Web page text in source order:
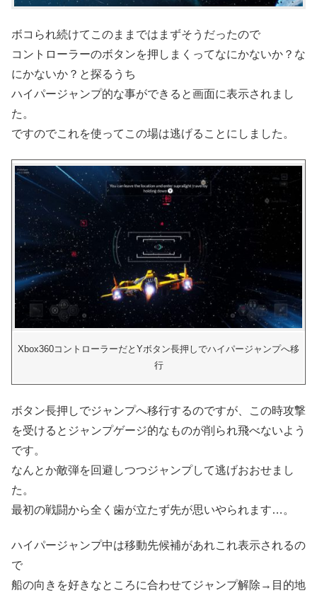
ボコられ続けてこのままではまずそうだったので
コントローラーのボタンを押しまくってなにかないか？な
にかないか？と探るうち
ハイパージャンプ的な事ができると画面に表示されまし
た。
ですのでこれを使ってこの場は逃げることにしました。
Xbox360コントローラーだとYボタン長押しでハイパージャンプへ移
行
ボタン長押しでジャンプへ移行するのですが、この時攻撃
を受けるとジャンプゲージ的なものが削られ飛べないよう
です。
なんとか敵弾を回避しつつジャンプして逃げおおせまし
た。
最初の戦闘から全く歯が立たず先が思いやられます…。
ハイパージャンプ中は移動先候補があれこれ表示されるの
で
船の向きを好きなところに合わせてジャンプ解除→目的地